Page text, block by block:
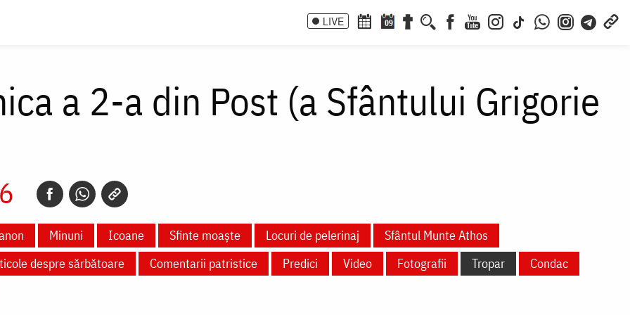
LIVE 09
a 2-a din Post (a Sfântului Grigorie
Minuni Icoane Sfinte moaște Locuri de pelerinaj
Sfântul Munte Athos
despre sărbătoare Comentarii patristice Predici Video Fotografii Tropar
Condac